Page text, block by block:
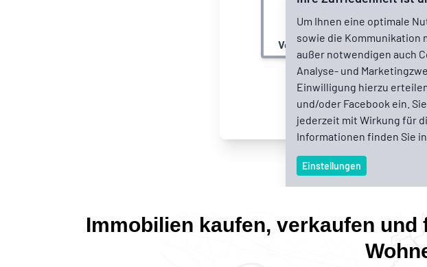
Immobilien kaufen, verkaufen